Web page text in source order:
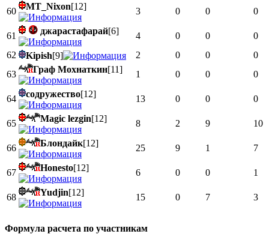
60
MT_Nixon[12] 3 0 0 0
61 джарастафарай[6] 4 0 0
0
62
Kipish[9] 2 0 0
0
63
Граф Мохнаткин[11] 1 0 0 0
64 содружество[12] 13 0 0 0
65 Magic lezgin[12] 8 2 9 10
66 Блондайк[12] 25 9 1 7
67 Honesto[12] 6 0 0 1
68 Yudjin[12] 15 0 7 3
Формула расчета по участникам